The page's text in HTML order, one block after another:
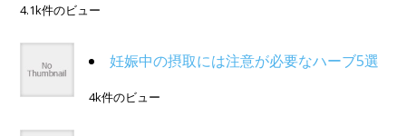
4.1k件のビュー
妊娠中の摂取には注意が必要なハーブ5選
4k件のビュー